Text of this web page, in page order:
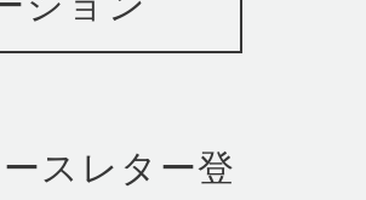
スレター登